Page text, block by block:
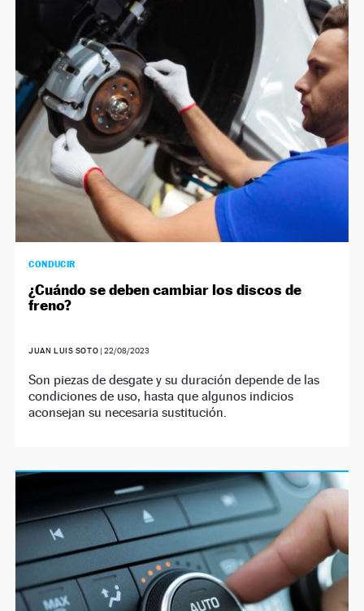
CONDUCIR
¿Cuándo se deben cambiar los discos de
freno?
JUAN LUIS SOTO |22/08/2023
Son piezas de desgate y su duración depende de las
condiciones de uso, hasta que algunos indicios
aconsejan su necesaria sustitución.